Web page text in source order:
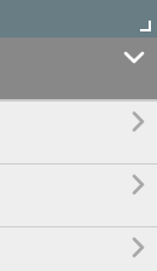



